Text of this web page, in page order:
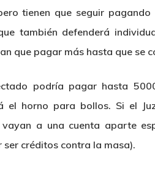
tienen que seguir
también defenderá
que pagar más hasta que se
podría pagar hasta
el horno para bollos. Si el
vayan a una cuenta aparte
ser créditos contra la masa).